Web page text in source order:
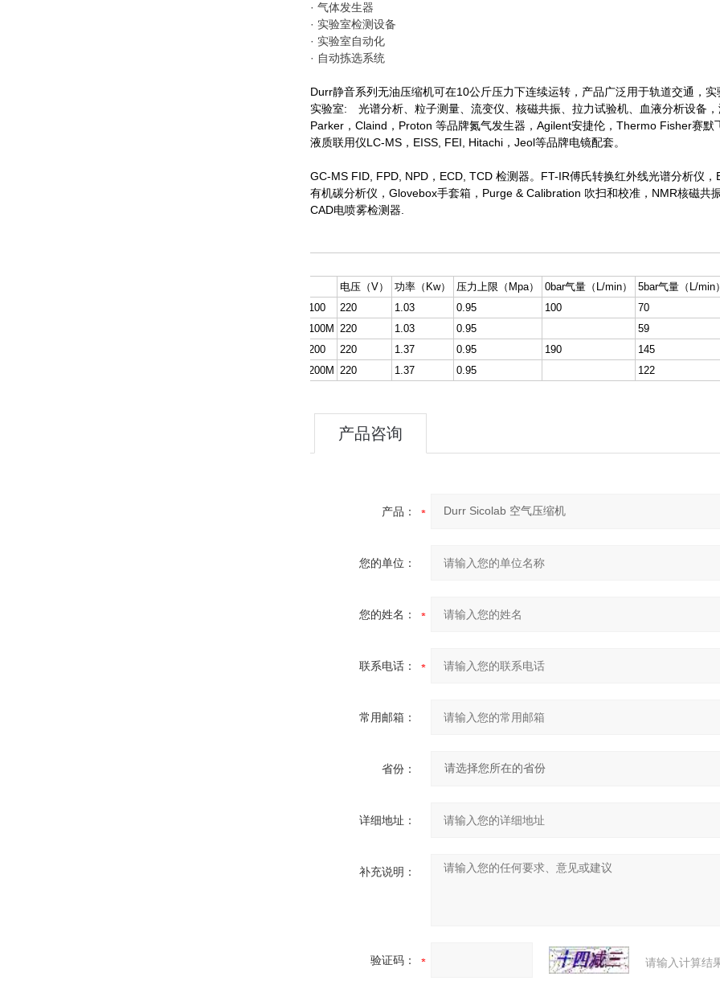
· 气体发生器
· 实验室检测设备
· 实验室自动化
· 自动拣选系统
Durr静音系列无油压缩机可在10公斤压力下连续运转，产品广泛用于轨道交通，
实验室: 光谱分析、粒子测量、流变仪、核磁共振、拉力试验机、血液分析设备
Parker，Claind，Proton 等品牌氮气发生器，Agilent安捷伦，Thermo Fisher赛
液质联用仪LC-MS，EISS, FEI, Hitachi，Jeol等品牌电镜配套。
GC-MS FID, FPD, NPD，ECD, TCD 检测器。FT-IR傅氏转换红外线光谱分析仪
有机碳分析仪，Glovebox手套箱，Purge & Calibration 吹扫和校准，NMR核磁共
CAD电喷雾检测器.
电压（V） 功率（Kw） 压力上限（Mpa） 0bar气量（L/min） 5bar气量（L/min）
SICOLAB 100
220 1.03 0.95 100 70
SICOLAB 100M
220 1.03 0.95 59
SICOLAB 200
220 1.37 0.95 190 145
SICOLAB 200M
220 1.37 0.95 122
产品咨询
产品：
您的单位：
您的姓名：
联系电话：
常用邮箱：
省份：
详细地址：
补充说明：
验证码： 请输入计算结